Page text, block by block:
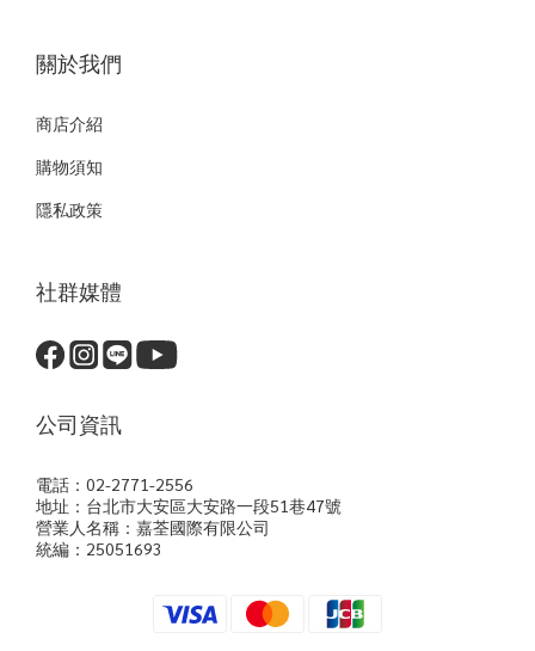
關於我們
商店介紹
購物須知
隱私政策
社群媒體
公司資訊
電話：02-2771-2556
地址：台北市大安區大安路一段51巷47號
營業人名稱：嘉荃國際有限公司
統編：25051693